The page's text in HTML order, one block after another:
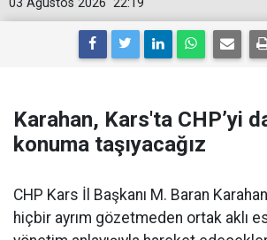
Karahan, Kars'ta CHP’yi
konuma taşıyacağız
CHP Kars İl Başkanı M. Baran
hiçbir ayrım gözetmeden ortak aklı